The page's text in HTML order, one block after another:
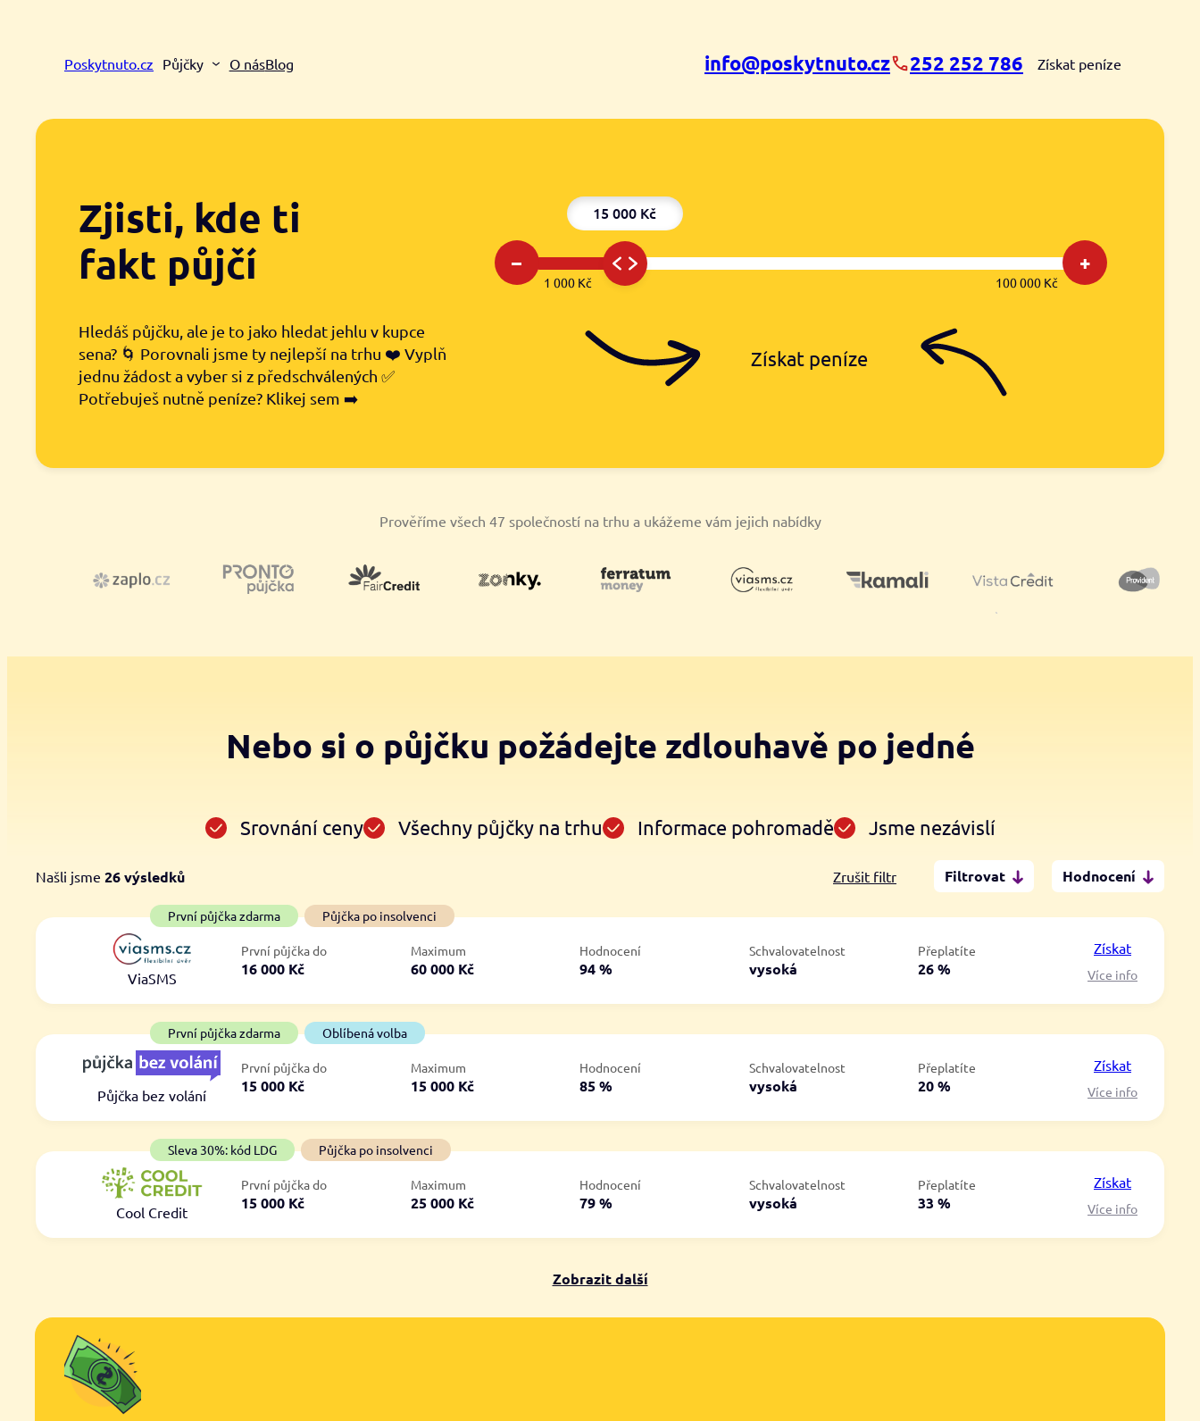
Poskytnuto.cz Půjčky O násBlog info@poskytnuto.cz 252 252 786 Získat peníze
Zjisti, kde ti
fakt půjčí
Hledáš půjčku, ale je to jako hledat jehlu v kupce
sena? 🌀 Porovnali jsme ty nejlepší na trhu ❤️ Vyplň
jednu žádost a vyber si z předschválených ✅
Potřebuješ nutně peníze? Klikej sem ➡️
15 000 Kč
– +
1 000 Kč 100 000 Kč
Získat peníze
Prověříme všech 47 společností na trhu a ukážeme vám jejich nabídky
Nebo si o půjčku požádejte zdlouhavě po jedné
Srovnání ceny Všechny půjčky na trhu Informace pohromadě Jsme nezávislí
Zrušit filtr Filtrovat
Hodnocení
Od
Do
První půjčka zdarma
ano
Našli jsme 26výsledků
První půjčka zdarma Půjčka po insolvenci
ViaSMS
První půjčka do
16 000 Kč
Maximum
60 000 Kč
Hodnocení
94 %
Schvalovatelnost
vysoká
Přeplatíte
26 %
Získat
Více info
První půjčka zdarma Oblíbená volba
Půjčka bez volání
První půjčka do
15 000 Kč
Maximum
15 000 Kč
Hodnocení
85 %
Schvalovatelnost
vysoká
Přeplatíte
20 %
Získat
Více info
Sleva 30%: kód LDG Půjčka po insolvenci
Cool Credit
První půjčka do
15 000 Kč
Maximum
25 000 Kč
Hodnocení
79 %
Schvalovatelnost
vysoká
Přeplatíte
33 %
Získat
Více info
Zobrazit další